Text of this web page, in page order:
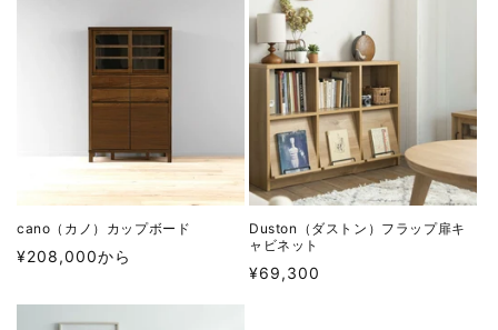
格
cano（カノ）カップボード
通
価
¥208,000から
Duston（ダストン）フラップ扉キ
ャビネット
通
¥69,300